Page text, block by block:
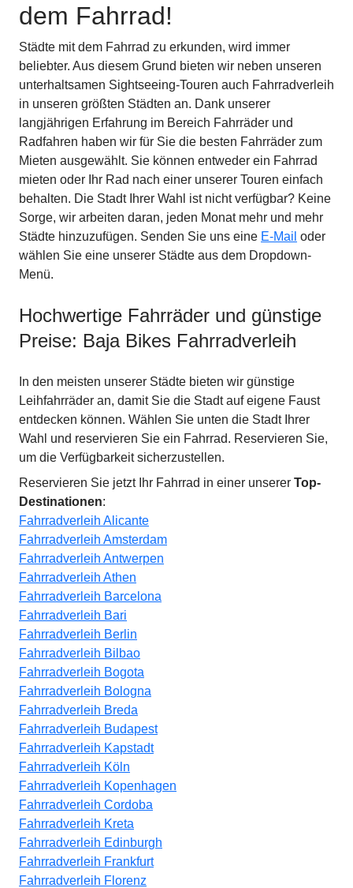
dem Fahrrad!
Städte mit dem Fahrrad zu erkunden, wird immer
beliebter. Aus diesem Grund bieten wir neben unseren
unterhaltsamen Sightseeing-Touren auch Fahrradverleih
in unseren größten Städten an. Dank unserer
langjährigen Erfahrung im Bereich Fahrräder und
Radfahren haben wir für Sie die besten Fahrräder zum
Mieten ausgewählt. Sie können entweder ein Fahrrad
mieten oder Ihr Rad nach einer unserer Touren einfach
behalten. Die Stadt Ihrer Wahl ist nicht verfügbar? Keine
Sorge, wir arbeiten daran, jeden Monat mehr und mehr
Städte hinzuzufügen. Senden Sie uns eineE-Mailoder
wählen Sie eine unserer Städte aus dem Dropdown-
Menü.
Hochwertige Fahrräder und günstige
Preise: Baja Bikes Fahrradverleih
In den meisten unserer Städte bieten wir günstige
Leihfahrräder an, damit Sie die Stadt auf eigene Faust
entdecken können. Wählen Sie unten die Stadt Ihrer
Wahl und reservieren Sie ein Fahrrad. Reservieren Sie,
um die Verfügbarkeit sicherzustellen.
Reservieren Sie jetzt Ihr Fahrrad in einer unsererTop-
Destinationen:
Fahrradverleih Alicante
Fahrradverleih Amsterdam
Fahrradverleih Antwerpen
Fahrradverleih Athen
Fahrradverleih Barcelona
Fahrradverleih Bari
Fahrradverleih Berlin
Fahrradverleih Bilbao
Fahrradverleih Bogota
Fahrradverleih Bologna
Fahrradverleih Breda
Fahrradverleih Budapest
Fahrradverleih Kapstadt
Fahrradverleih Köln
Fahrradverleih Kopenhagen
Fahrradverleih Cordoba
Fahrradverleih Kreta
Fahrradverleih Edinburgh
Fahrradverleih Frankfurt
Fahrradverleih Florenz